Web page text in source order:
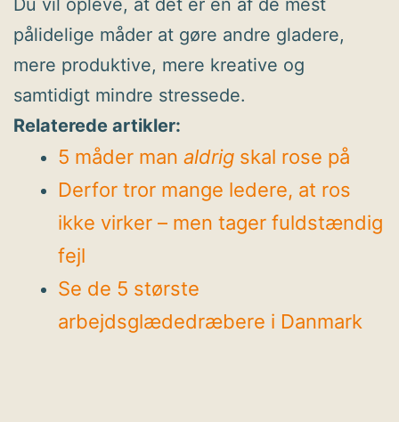
Du vil opleve, at det er en af de mest
pålidelige måder at gøre andre gladere,
mere produktive, mere kreative og
samtidigt mindre stressede.
Relaterede artikler:
5 måder man aldrig skal rose på
Derfor tror mange ledere, at ros
ikke virker – men tager fuldstændig
fejl
Se de 5 største
arbejdsglædedræbere i Danmark